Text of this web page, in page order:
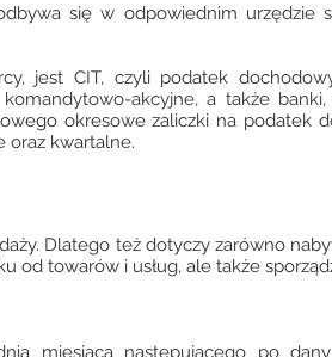
się w odpowiednim urzędzie
jest CIT, czyli podatek
akcyjne, a także
okresowe zaliczki na podatek
oraz kwartalne.
Dlatego też dotyczy zarówno
od towarów i usług, ale także
miesiąca następującego po